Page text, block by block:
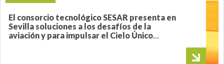
El consorcio tecnológico SESAR presenta en
Sevilla soluciones a los desafíos de la
aviación y para impulsar el Cielo Único